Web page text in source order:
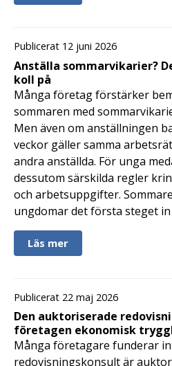
Publicerat 12 juni 2026
Anställa sommarvikarier?
koll på
Många företag förstärker
sommaren med
Men även om anställningen
veckor gäller samma
andra anställda. För unga
dessutom särskilda regler
och arbetsuppgifter.
ungdomar det första steget
Läs mer
Publicerat 22 maj 2026
Den auktoriserade
företagen ekonomisk
Många företagare funderar
redovisningskonsult är